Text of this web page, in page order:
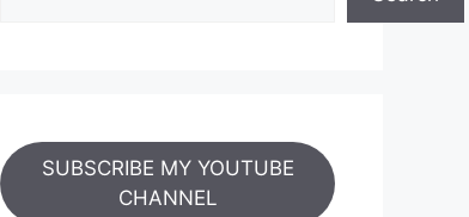
SUBSCRIBE MY YOUTUBE
CHANNEL